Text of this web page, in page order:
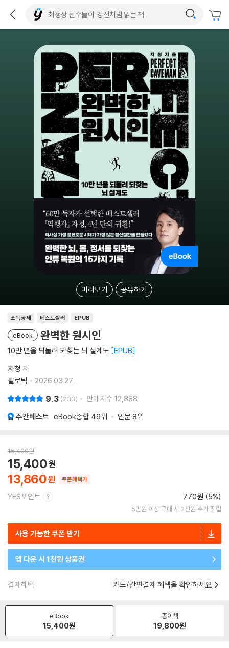
미리보기 공유하기
소득공제 베스트셀러 EPUB
eBook 완벽한 원시인
10만 년을 되돌려 되찾는 뇌 설계도 EPUB
자청 저
필로틱
2026.03.27.
9.3 233 판매지수 12,888
주간베스트 eBook종합 49위 인문 8위
15,400원
13,860
15,400
쿠폰혜택가
YES포인트 770원 (5%)
5만원 이상 구매 시 2천원 추가 적립
사용 가능한 쿠폰 받기
앱 다운 시 1천원 상품권
결제혜택 카드/간편결제 혜택을 확인하세요
eBook
15,400원
종이책
19,800원